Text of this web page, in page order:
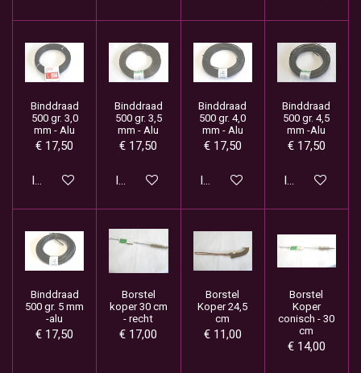
Binddraad
500 gr. 3,0
mm - Alu
€ 17,50
In winkelwagen
Binddraad
500 gr. 3,5
mm - Alu
€ 17,50
In winkelwagen
Binddraad
500 gr. 4,0
mm - Alu
€ 17,50
In winkelwagen
Binddraad
500 gr. 4,5
mm -Alu
€ 17,50
In
Binddraad
500 gr. 5 mm
-alu
€ 17,50
Borstel
koper 30 cm
- recht
€ 17,00
Borstel
Koper 24,5
cm
€ 11,00
Borstel
Koper
conisch - 30
cm
€ 14,00